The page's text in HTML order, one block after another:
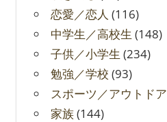
恋愛／恋人 (116)
中学生／高校生 (148)
子供／小学生 (234)
勉強／学校 (93)
スポーツ／アウトドア
家族(144)